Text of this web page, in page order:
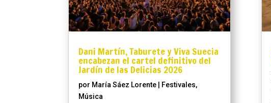
Dani Martín, Taburete y Viva Suecia
encabezan el cartel definitivo del
Jardín de las Delicias 2026
por María Sáez Lorente Festivales,
Música